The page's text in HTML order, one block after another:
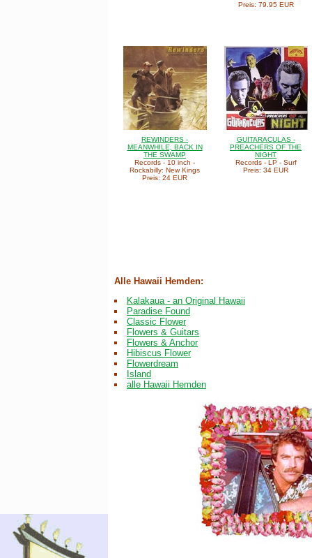
Preis: 79.95 EUR
REWINDERS -
MEANWHILE, BACK IN
THE SWAMP
Records - 10 inch -
Rockabilly: New Kings
Preis: 24 EUR
GUITARACULAS -
PREACHERS OF THE
NIGHT
Records - LP - Surf
Preis: 34 EUR
Alle Hawaii Hemden:
Kalakaua - an Original Hawaii
Paradise Found
Classic Flower
Flowers & Guitars
Flowers & Anchor
Hibiscus Flower
Flowerdream
Island
alle Hawaii Hemden